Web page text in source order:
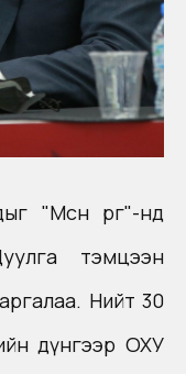
өргөө"-нд
тэмцээн
Нийт 30
дүнгээр ОХУ